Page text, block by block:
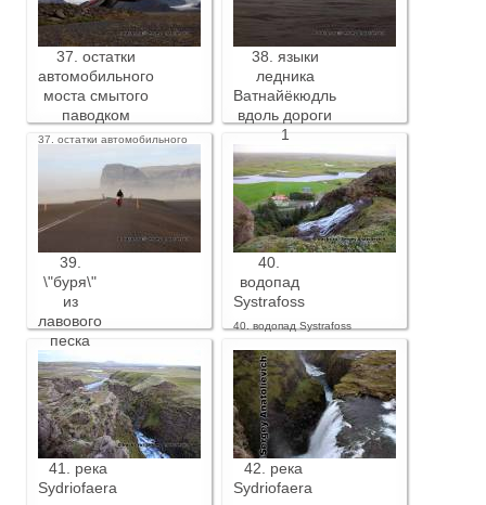
37. остатки
автомобильного
моста смытого
паводком
37. остатки автомобильного
38. языки
ледника
Ватнайёкюдль
вдоль дороги
1
38. языки ледника
Ватнайёкюдль вдоль дороги 1
39.
\"буря\"
из
лавового
песка
39. "буря" из лавового песка
40.
водопад
Systrafoss
40. водопад Systrafoss
41. река
Sydriofaera
42. река
Sydriofaera